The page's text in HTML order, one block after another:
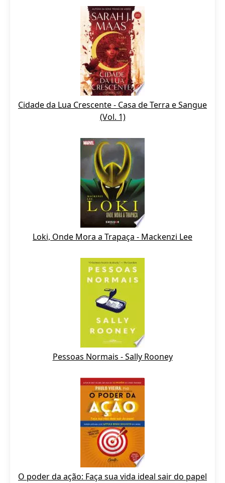
Cidade da Lua Crescente - Casa de Terra e Sangue
(Vol. 1)
Loki, Onde Mora a Trapaça - Mackenzi Lee
Pessoas Normais - Sally Rooney
O poder da ação: Faça sua vida ideal sair do papel